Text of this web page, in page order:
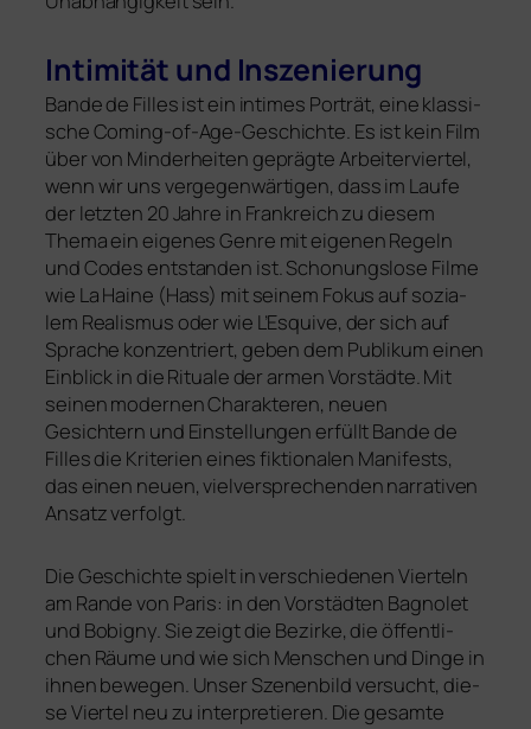
Intimität und Inszenierung
Bande de Filles ist ein inti­mes Porträt, eine klas­si­
sche Coming-of-Age-Geschichte. Es ist kein Film
über von Minderheiten gepräg­te Arbeiterviertel,
wenn wir uns ver­ge­gen­wär­ti­gen, dass im Laufe
der letz­ten 20 Jahre in Frankreich zu die­sem
Thema ein eige­nes Genre mit eige­nen Regeln
und Codes ent­stan­den ist. Schonungslose Filme
wie La Haine (Hass) mit sei­nem Fokus auf sozia­
lem Rea­lismus oder wie L’Esquive, der sich auf
Sprache konzen­triert, geben dem Pu­blikum einen
Einblick in die Rituale der armen Vorstädte. Mit
sei­nen moder­nen Charakteren, neu­en
Gesichtern und Einstellungen erfüllt Bande de
Filles die Kri­terien eines fik­tio­na­len Manifests,
das einen neu­en, vielver­sprechenden nar­rativen
Ansatz verfolgt.
Die Geschichte spielt in ver­schie­de­nen Vierteln
am Rande von Paris: in den Vorstädten Bagnolet
und Bobigny. Sie zeigt die Bezirke, die öffent­li­
chen Räu­me und wie sich Menschen und Dinge in
ihnen bewe­gen. Unser Szenenbild ver­sucht, die­
se Viertel neu zu inter­pre­tie­ren. Die gesam­te